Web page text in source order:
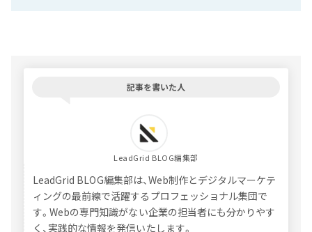
記事を書いた人
LeadGrid BLOG編集部
LeadGrid BLOG編集部は、Web制作とデジタルマーケテ
ィングの最前線で活躍するプロフェッショナル集団で
す。Webの専門知識がない企業の担当者にも分かりやす
く、実践的な情報を発信いたします。